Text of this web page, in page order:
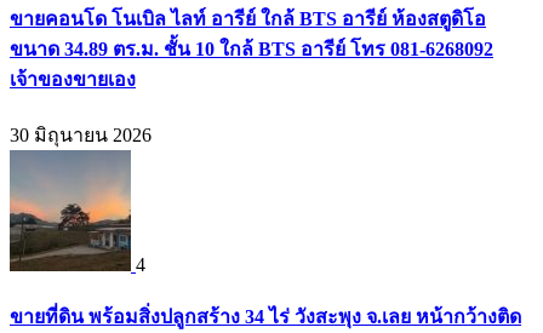
ขายคอนโด โนเบิล ไลท์ อารีย์ ใกล้ BTS อารีย์ ห้องสตูดิโอ
ขนาด 34.89 ตร.ม. ชั้น 10 ใกล้ BTS อารีย์ โทร 081-6268092
เจ้าของขายเอง
30 มิถุนายน 2026
4
ขายที่ดิน พร้อมสิ่งปลูกสร้าง 34 ไร่ วังสะพุง จ.เลย หน้ากว้างติด